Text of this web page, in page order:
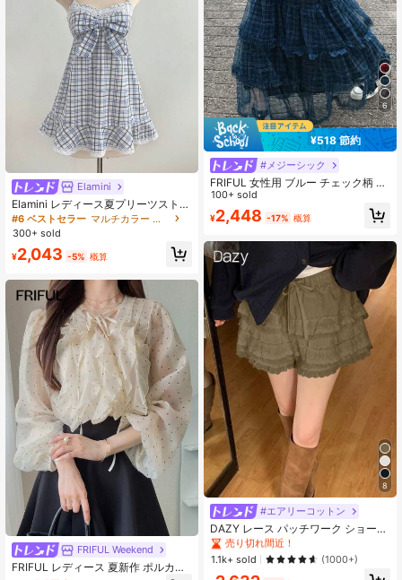
Elamini
Elamini レディース夏プリーツストラ
ップフリルトリムAラインミニカジュ
アルドレス
#6 ベストセラー
マルチカラー 女性用ミニドレス
300+ sold
¥2,043 -5% 概算
FRIFUL Weekend
FRIFUL レディース 夏新作 ポルカド
6
¥518 節約
#メジーシック
FRIFUL 女性用 ブルー チェック柄 チ
ュールミニスカート ハイウエスト ス
ウィートスタイル 小柄な方向け 春夏
ロングスカート
100+ sold
¥2,448 -17% 概算
8
#エアリーコットン
DAZY レース パッチワーク ショート
エレガントショーツ、ホワイト、オ
ールシーズン、スコート、秋
#2 ベストセラー
売り切れ間近！
#2 ベストセラー
売り切れ間近！
#2 ベストセラー
売り切れ間近！
#2 ベストセラー
1.1k+ sold (1000+)